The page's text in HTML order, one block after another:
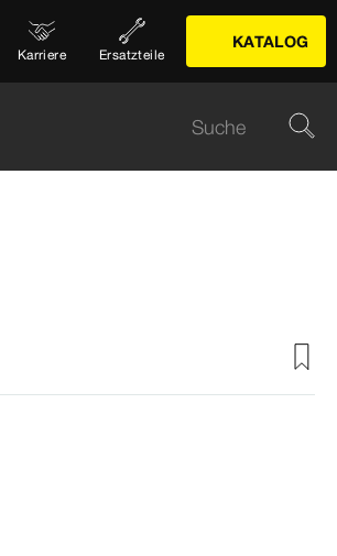
Karriere Ersatzteile
KATALOG